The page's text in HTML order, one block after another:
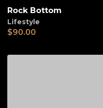
Rock Bottom
Lifestyle
$90.00